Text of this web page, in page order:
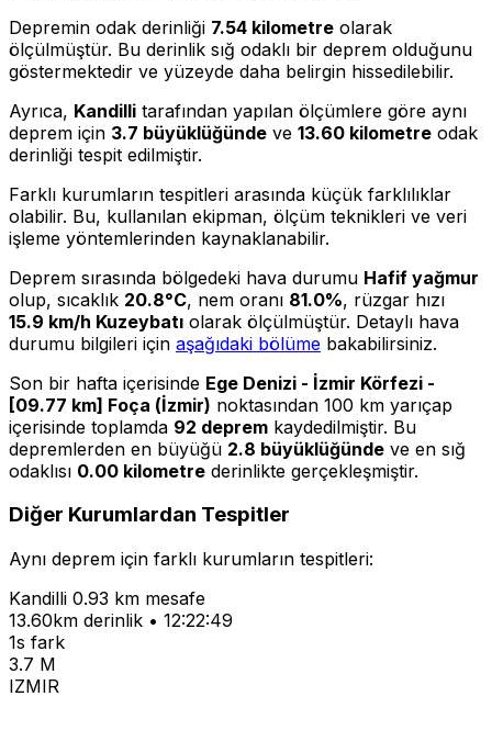
Depremin odak derinliği 7.54 kilometre olarak
ölçülmüştür. Bu derinlik sığ odaklı bir deprem olduğunu
göstermektedir ve yüzeyde daha belirgin hissedilebilir.
Ayrıca, Kandilli tarafından yapılan ölçümlere göre aynı
deprem için 3.7 büyüklüğünde ve 13.60 kilometre odak
derinliği tespit edilmiştir.
Farklı kurumların tespitleri arasında küçük farklılıklar
olabilir. Bu, kullanılan ekipman, ölçüm teknikleri ve veri
işleme yöntemlerinden kaynaklanabilir.
Deprem sırasında bölgedeki hava durumu Hafif yağmur
olup, sıcaklık 20.8°C, nem oranı 81.0%, rüzgar hızı
15.9 km/h Kuzeybatı olarak ölçülmüştür. Detaylı hava
durumu bilgileri için aşağıdaki bölüme bakabilirsiniz.
Son bir hafta içerisinde Ege Denizi - İzmir Körfezi -
[09.77 km] Foça (İzmir) noktasından 100 km yarıçap
içerisinde toplamda 92 deprem kaydedilmiştir. Bu
depremlerden en büyüğü 2.8 büyüklüğünde ve en sığ
odaklısı 0.00 kilometre derinlikte gerçekleşmiştir.
Diğer Kurumlardan Tespitler
Aynı deprem için farklı kurumların tespitleri:
Kandilli 0.93 km mesafe
13.60km derinlik • 12:22:49
1s fark
3.7 M
IZMIR